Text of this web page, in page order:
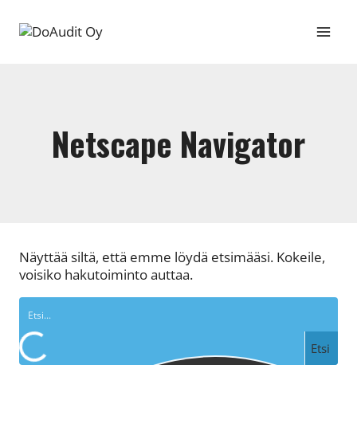
sisältöön
Netscape Navigator
Näyttää siltä, että emme löydä etsimääsi. Kokeile,
voisiko hakutoiminto auttaa.
Etsi